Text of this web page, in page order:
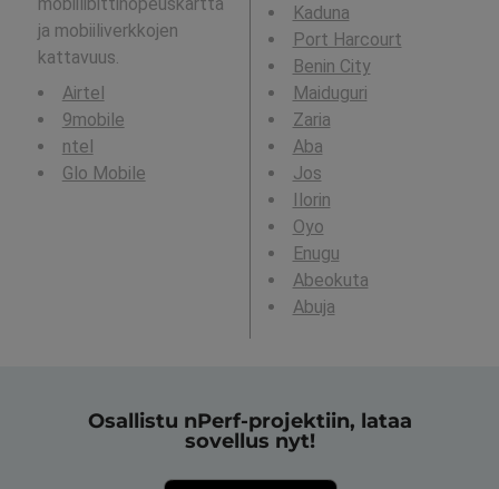
ja mobiiliverkkojen
kattavuus.
Airtel
9mobile
ntel
Glo Mobile
Kaduna
Port Harcourt
Benin City
Maiduguri
Zaria
Aba
Jos
Ilorin
Oyo
Enugu
Abeokuta
Abuja
Osallistu nPerf-projektiin, lataa
sovellus nyt!